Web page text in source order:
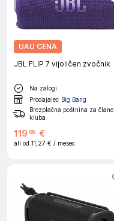
UAU CENA
JBL FLIP 7 vijoličen zvočnik
Na zalogi
Prodajalec Big Bang
Brezplačna poštnina za člane
kluba
119 99 €
ali od 11,27 € / mesec